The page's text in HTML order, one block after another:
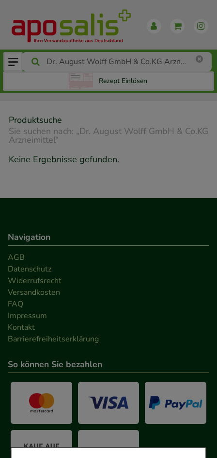
Rezept Einlösen
Produktsuche
Sie suchen nach: „Dr. August Wolff GmbH & Co.KG
Arzneimittel“
Keine Ergebnisse gefunden.
Navigation
AGB
Datenschutz
Widerrufsrecht
Versandkosten
FAQ
Impressum
Kontakt
Barrierefreiheitserklärung
So können Sie bezahlen